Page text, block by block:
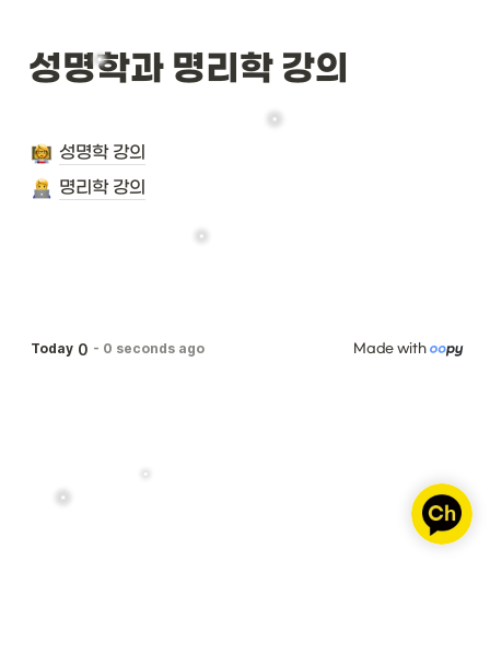
성명학과 명리학 강의
성명학 강의
명리학 강의
Today 0 - 0 seconds ago Made with